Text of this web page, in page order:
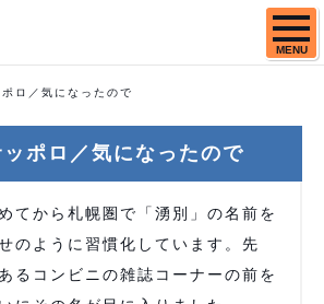
MENU
ロ／気になったので
ポロ／気になったので
てから札幌圏で「湧別」の名前を
のように習慣化しています。先
るコンビニの雑誌コーナーの前を